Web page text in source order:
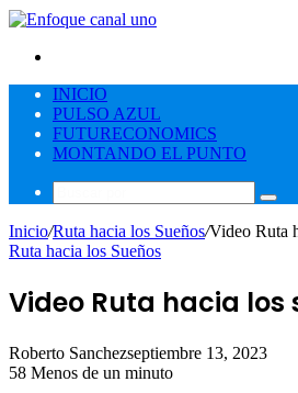
INICIO
PULSO AZUL
FUTURECONOMICS
MONTANDO EL PUNTO
Inicio/Ruta hacia los Sueños/Video Ruta
Ruta hacia los Sueños
Video Ruta hacia los
Roberto Sanchezseptiembre 13, 2023
58 Menos de un minuto